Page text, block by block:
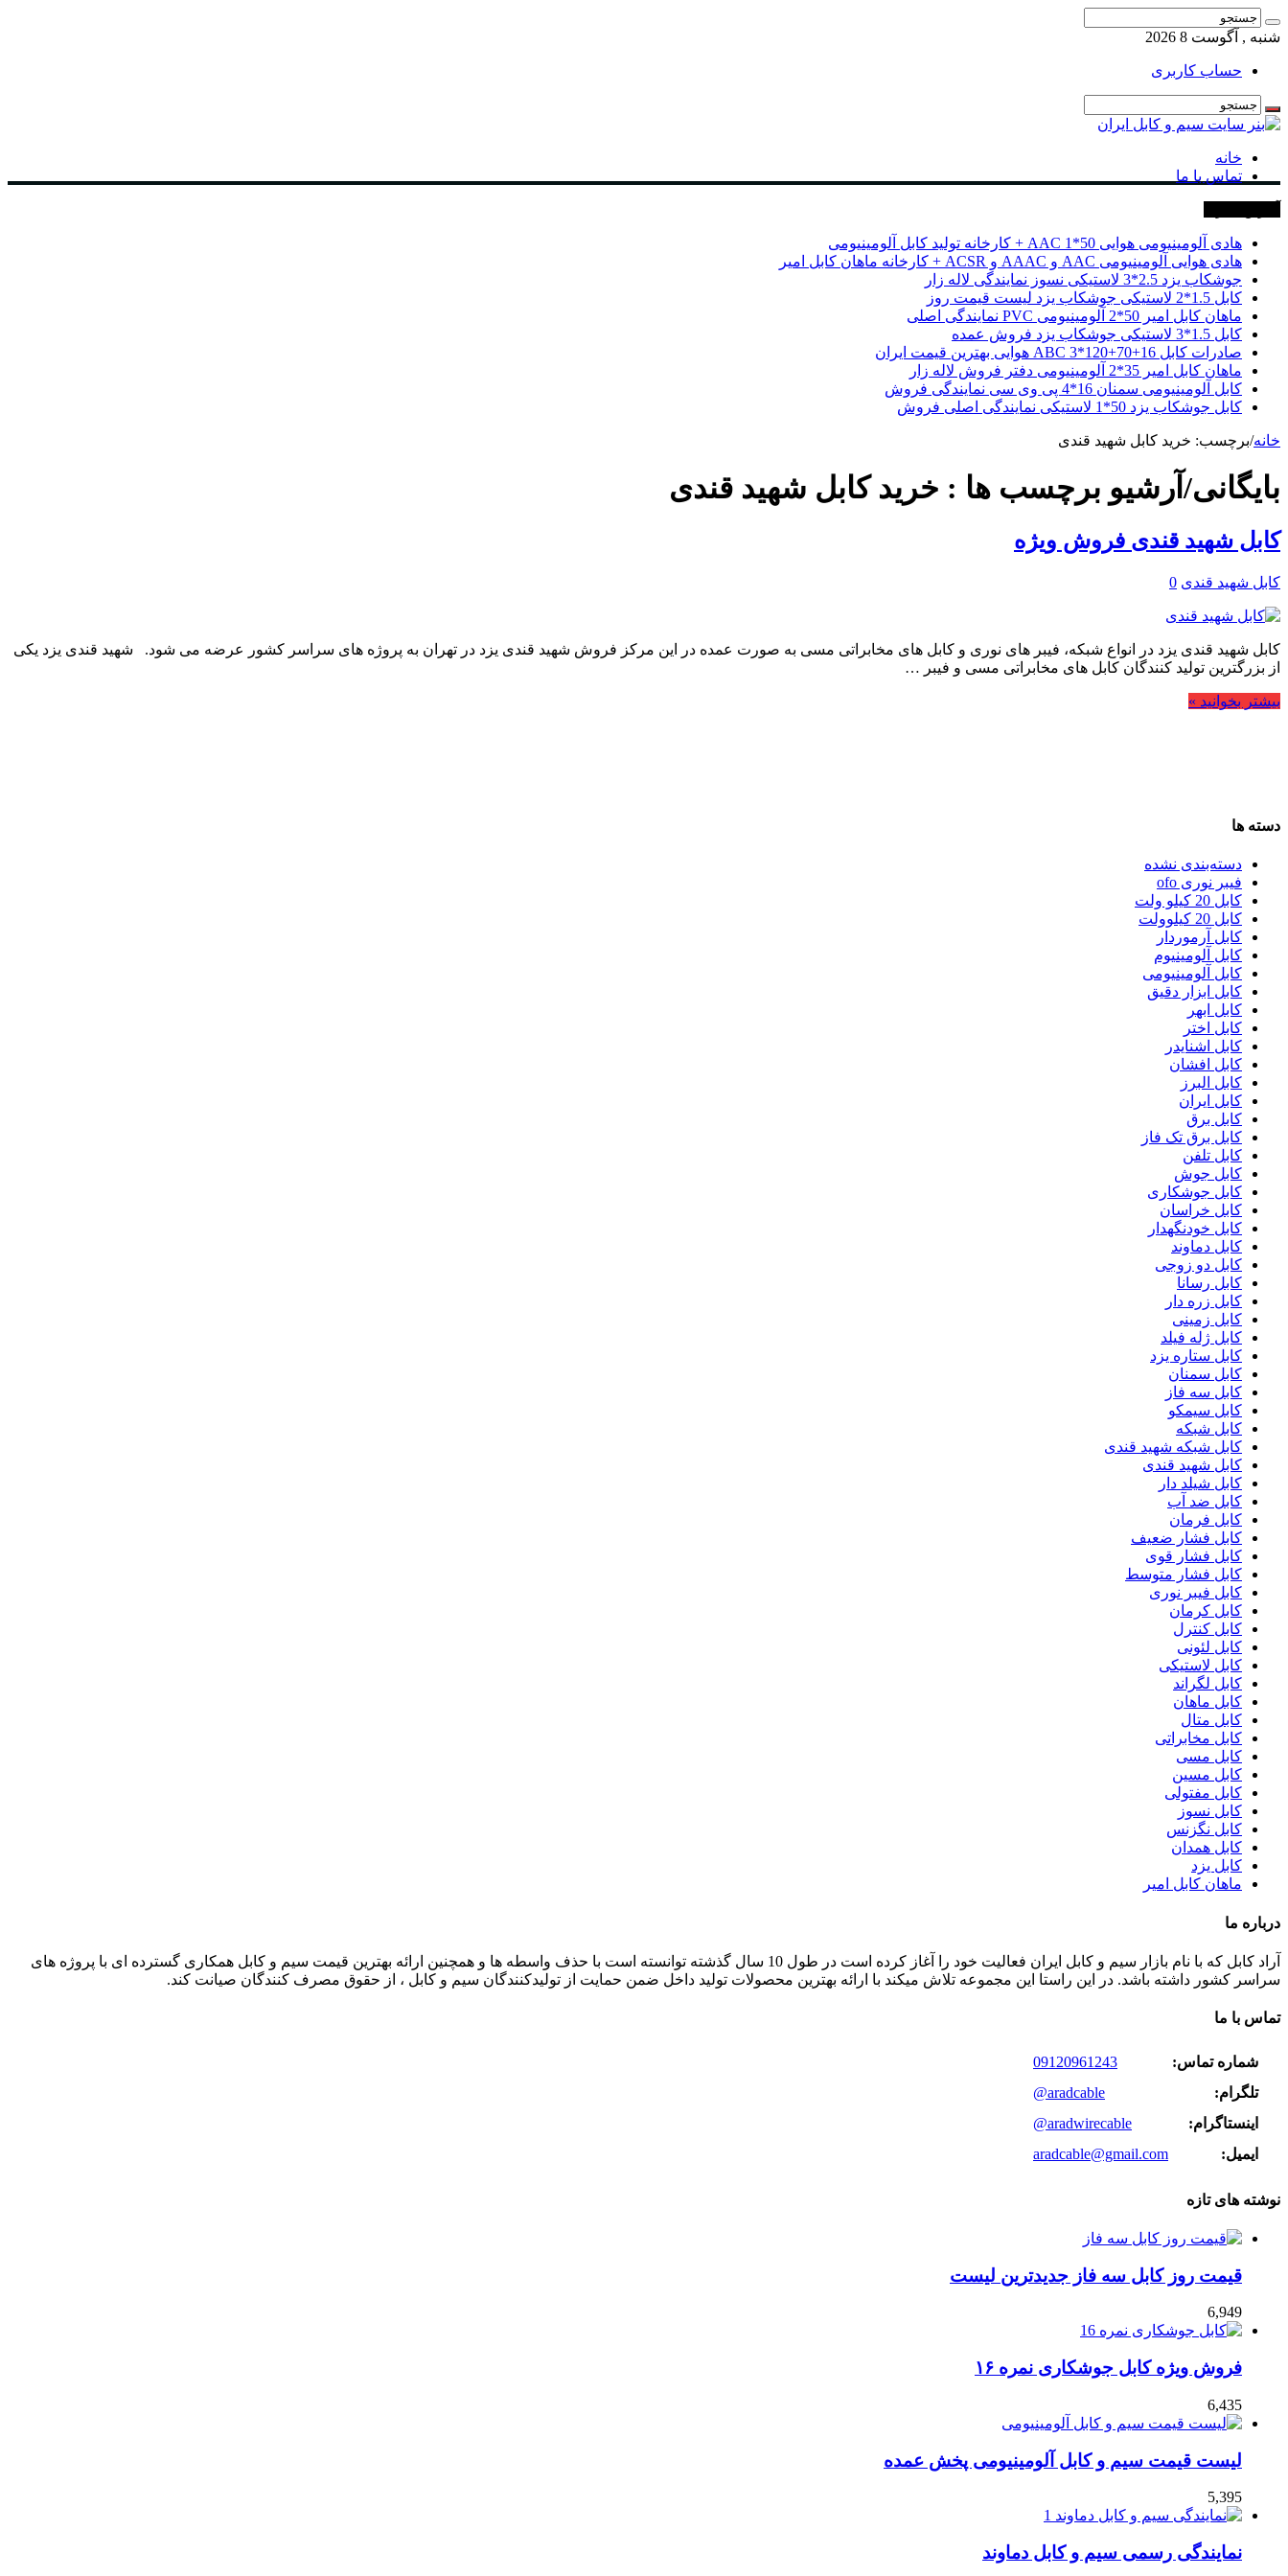
شنبه , آگوست 8 2026
حساب کاربری
خانه
تماس با ما
هادی آلومینیومی هوایی 50*1 AAC + کارخانه تولید کابل آلومینیومی
هادی هوایی آلومینیومی AAC و AAAC و ACSR + کارخانه ماهان کابل امیر
جوشکاب یزد 2.5*3 لاستیکی نسوز نمایندگی لاله زار
کابل 1.5*2 لاستیکی جوشکاب یزد لیست قیمت روز
ماهان کابل امیر 50*2 آلومینیومی PVC نمایندگی اصلی
کابل 1.5*3 لاستیکی جوشکاب یزد فروش عمده
صادرات کابل 16+70+120*3 ABC هوایی بهترین قیمت ایران
ماهان کابل امیر 35*2 آلومینیومی دفتر فروش لاله زار
کابل آلومینیومی سمنان 16*4 پی وی سی نمایندگی فروش
کابل جوشکاب یزد 50*1 لاستیکی نمایندگی اصلی فروش
خانه/برچسب: خرید کابل شهید قندی
بایگانی/آرشیو برچسب ها : خرید کابل شهید قندی
کابل شهید قندی فروش ویژه
کابل شهید قندی 0
کابل شهید قندی یزد در انواع شبکه، فیبر های نوری و کابل های مخابراتی مسی به صورت عمده در این مرکز فروش شهید قندی یزد در تهران به پروژه های سراسر کشور عرضه می شود. شهید قندی یزد یکی
از بزرگترین تولید کنندگان کابل های مخابراتی مسی و فیبر …
بیشتر بخوانید »
دسته ها
دسته‌بندی نشده
فیبر نوری ofo
کابل 20 کیلو ولت
کابل 20 کیلوولت
کابل آرموردار
کابل آلومینیوم
کابل آلومینیومی
کابل ابزار دقیق
کابل ابهر
کابل اختر
کابل اشنایدر
کابل افشان
کابل البرز
کابل ایران
کابل برق
کابل برق تک فاز
کابل تلفن
کابل جوش
کابل جوشکاری
کابل خراسان
کابل خودنگهدار
کابل دماوند
کابل دو زوجی
کابل رسانا
کابل زره دار
کابل زمینی
کابل ژله فیلد
کابل ستاره یزد
کابل سمنان
کابل سه فاز
کابل سیمکو
کابل شبکه
کابل شبکه شهید قندی
کابل شهید قندی
کابل شیلد دار
کابل ضد آب
کابل فرمان
کابل فشار ضعیف
کابل فشار قوی
کابل فشار متوسط
کابل فیبر نوری
کابل کرمان
کابل کنترل
کابل لئونی
کابل لاستیکی
کابل لگراند
کابل ماهان
کابل متال
کابل مخابراتی
کابل مسی
کابل مسین
کابل مفتولی
کابل نسوز
کابل نگزنس
کابل همدان
کابل یزد
ماهان کابل امیر
درباره ما
آراد کابل که با نام بازار سیم و کابل ایران فعالیت خود را آغاز کرده است در طول 10 سال گذشته توانسته است با حذف واسطه ها و همچنین ارائه بهترین قیمت سیم و کابل همکاری گسترده ای با پروژه های
سراسر کشور داشته باشد. در این راستا این مجموعه تلاش میکند با ارائه بهترین محصولات تولید داخل ضمن حمایت از تولیدکنندگان سیم و کابل ، از حقوق مصرف کنندگان صیانت کند.
تماس با ما
شماره تماس:
09120961243
تلگرام:
@aradcable
اینستاگرام:
@aradwirecable
ایمیل:
aradcable@gmail.com
نوشته های تازه
قیمت روز کابل سه فاز جدیدترین لیست
6,949
فروش ویژه کابل جوشکاری نمره ۱۶
6,435
لیست قیمت سیم و کابل آلومینیومی پخش عمده
5,395
نمایندگی رسمی سیم و کابل دماوند